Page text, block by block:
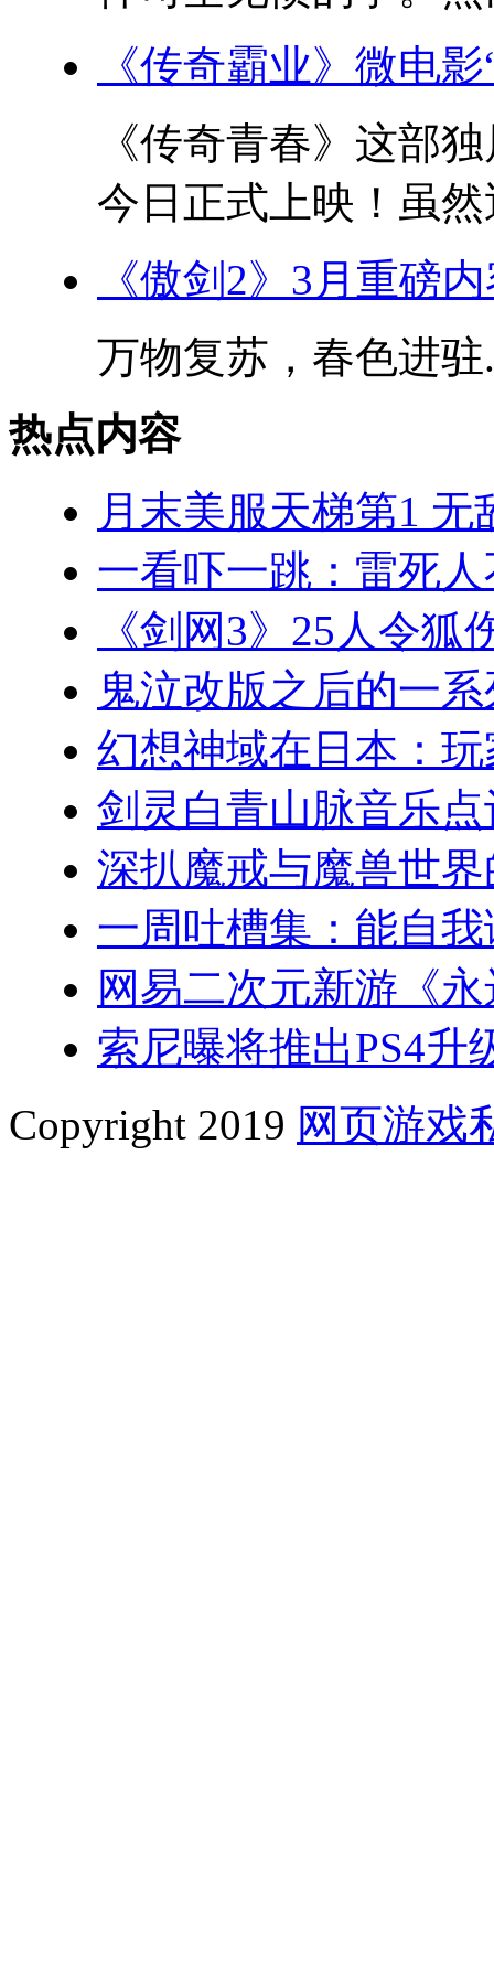
《传奇霸业》微电
《传奇青春》这部
今日正式上映！虽
《傲剑2》3月重磅
万物复苏，春色进驻
热点内容
月末美服天梯第1 无
一看吓一跳：雷死
《剑网3》25人令狐
鬼泣改版之后的一
幻想神域在日本：
剑灵白青山脉音乐
深扒魔戒与魔兽世
一周吐槽集：能自
网易二次元新游《
索尼曝将推出PS4升
Copyright 2019 网页游戏